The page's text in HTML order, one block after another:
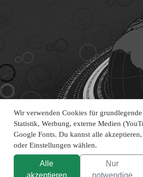
Wir verwenden Cookies für
Statistik, Werbung, externe Medien
Google Fonts. Du kannst alle
oder Einstellungen wählen.
Alle
akzeptieren
Nur
notwendige